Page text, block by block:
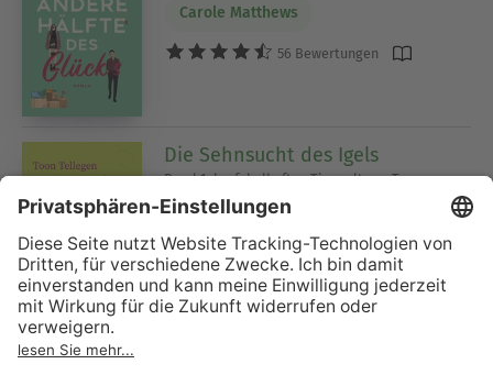
Carole Matthews
56 Bewertungen
Die Sehnsucht des Igels
Band 1 der fabelhaften Tierwelt von Toon
Tellegen
Toon Tellegen
1 Bewertung